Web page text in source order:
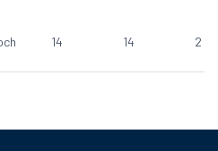
14 14 2